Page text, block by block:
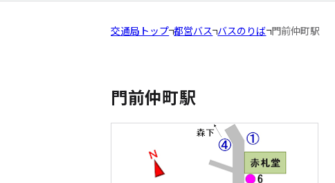
交通局トップ 都営バス バスのりば 門前仲町駅
門前仲町駅